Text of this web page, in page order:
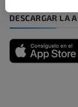
DESCARGAR LA